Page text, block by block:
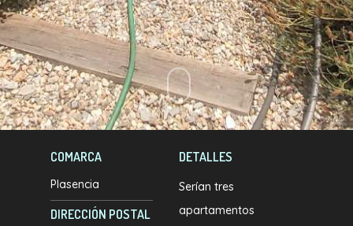
COMARCA
Plasencia
DIRECCIÓN POSTAL
DETALLES
Serían tres
apartamentos